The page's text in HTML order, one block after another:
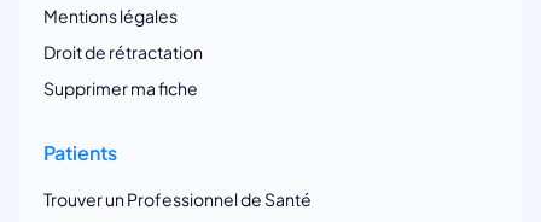
Mentions légales
Droit de rétractation
Supprimer ma fiche
Patients
Trouver un Professionnel de Santé